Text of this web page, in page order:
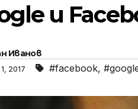
и
Иванов
2017 #facebook,